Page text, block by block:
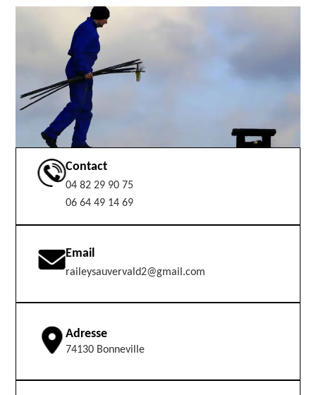
Contact
04 82 29 90 75
06 64 49 14 69
Email
raileysauvervald2@gmail.com
Adresse
74130 Bonneville